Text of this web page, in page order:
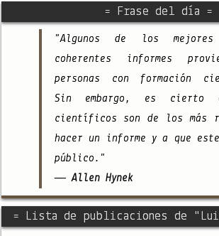
= Frase del día =
"Algunos de los
coherentes informes
personas con formación
Sin embargo, es cierto
científicos son de los más
hacer un informe y a que
público."
— Allen Hynek
= Lista de publicaciones de